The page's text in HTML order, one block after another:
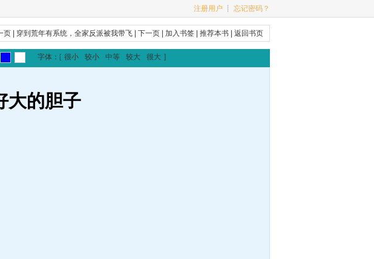
注册用户 ┊ 忘记密码？
页 穿到荒年有系统，全家反派被我带飞 |下一页 |加入书签 |推荐本书 |返回书页
字体： [ 很小 较小 中等 较大 很大 ]
大的胆子